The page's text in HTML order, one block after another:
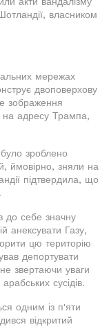
власником
мережах
двоповерхову
зображення
на адресу Трампа,
зроблено
ймовірно, зняли на
підтвердила, що
до себе значну
анексувати Газу,
цю територію
депортувати
звертаючи уваги
сусідів.
одним із п'яти
відкритий